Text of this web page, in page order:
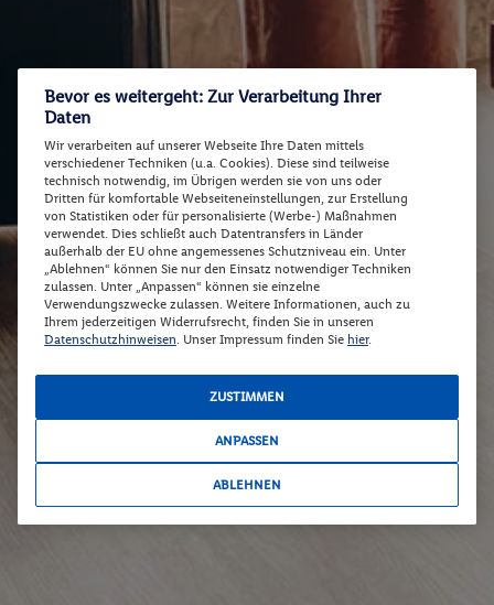
Bevor es weitergeht: Zur Verarbeitung Ihrer
Daten
Wir verarbeiten auf unserer Webseite Ihre Daten mittels
verschiedener Techniken (u.a. Cookies). Diese sind teilweise
technisch notwendig, im Übrigen werden sie von uns oder
Dritten für komfortable Webseiteneinstellungen, zur Erstellung
von Statistiken oder für personalisierte (Werbe-) Maßnahmen
verwendet. Dies schließt auch Datentransfers in Länder
außerhalb der EU ohne angemessenes Schutzniveau ein. Unter
„Ablehnen“ können Sie nur den Einsatz notwendiger Techniken
zulassen. Unter „Anpassen“ können sie einzelne
Verwendungszwecke zulassen. Weitere Informationen, auch zu
Ihrem jederzeitigen Widerrufsrecht, finden Sie in unseren
Datenschutzhinweisen. Unser Impressum finden Sie hier.
ZUSTIMMEN
ANPASSEN
ABLEHNEN